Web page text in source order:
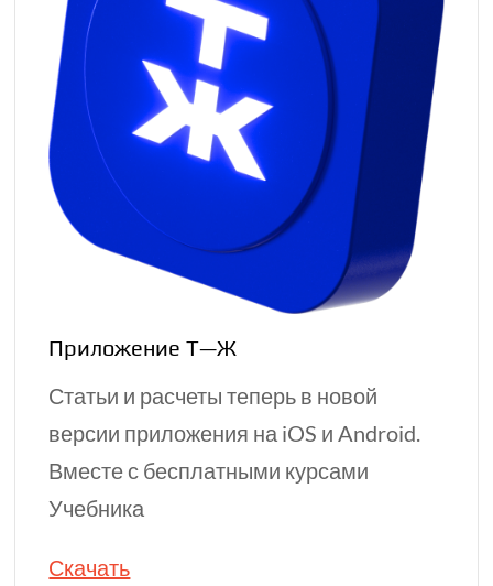
Приложение Т—Ж
Статьи и расчеты теперь в новой
версии приложения на iOS и Android.
Вместе с бесплатными курсами
Учебника
Скачать